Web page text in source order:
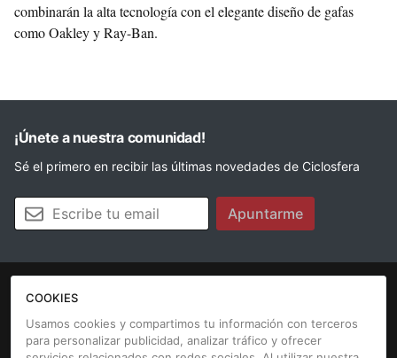
combinarán la alta tecnología con el elegante diseño de gafas
como Oakley y Ray-Ban.
¡Únete a nuestra comunidad!
Sé el primero en recibir las últimas novedades de Ciclosfera
Tu email Apuntarme
La revista
Aviso legal Política de cookies
COOKIES
Usamos cookies y compartimos tu información con terceros
para personalizar publicidad, analizar tráfico y ofrecer